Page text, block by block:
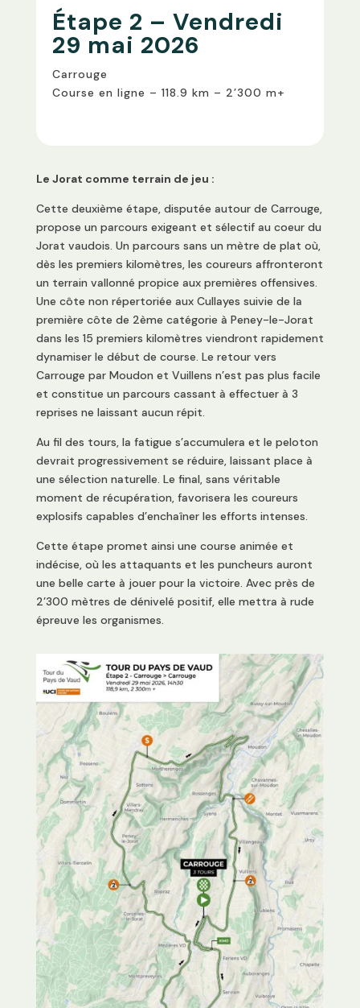
Étape 2 – Vendredi
29 mai 2026
Carrouge
Course en ligne – 118.9 km – 2’300 m+
Le Jorat comme terrain de jeu :
Cette deuxième étape, disputée autour de Carrouge,
propose un parcours exigeant et sélectif au coeur du
Jorat vaudois. Un parcours sans un mètre de plat où,
dès les premiers kilomètres, les coureurs affronteront
un terrain vallonné propice aux premières offensives.
Une côte non répertoriée aux Cullayes suivie de la
première côte de 2ème catégorie à Peney-le-Jorat
dans les 15 premiers kilomètres viendront rapidement
dynamiser le début de course. Le retour vers
Carrouge par Moudon et Vuillens n’est pas plus facile
et constitue un parcours cassant à effectuer à 3
reprises ne laissant aucun répit.
Au fil des tours, la fatigue s’accumulera et le peloton
devrait progressivement se réduire, laissant place à
une sélection naturelle. Le final, sans véritable
moment de récupération, favorisera les coureurs
explosifs capables d’enchaîner les efforts intenses.
Cette étape promet ainsi une course animée et
indécise, où les attaquants et les puncheurs auront
une belle carte à jouer pour la victoire. Avec près de
2’300 mètres de dénivelé positif, elle mettra à rude
épreuve les organismes.